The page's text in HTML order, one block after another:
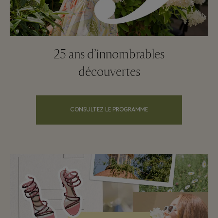
25 ans d’innombrables
découvertes
CONSULTEZ LE PROGRAMME